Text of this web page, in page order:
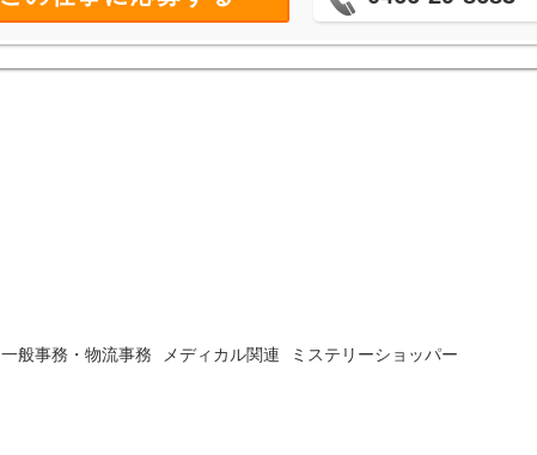
一般事務・物流事務 メディカル関連 ミステリーショッパー